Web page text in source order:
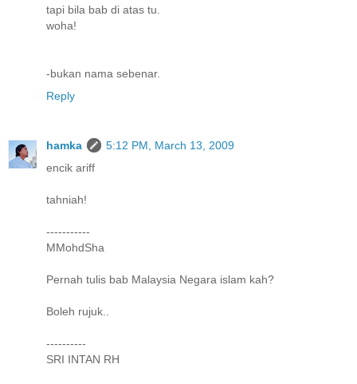
tapi bila bab di atas tu.
woha!
-bukan nama sebenar.
Reply
hamka
5:12 PM, March 13, 2009
encik ariff
tahniah!
-----------
MMohdSha
Pernah tulis bab Malaysia Negara islam kah?
Boleh rujuk..
----------
SRI INTAN RH